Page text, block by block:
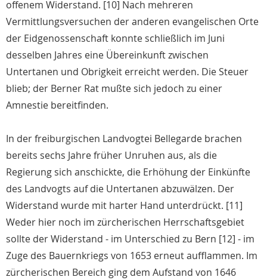
offenem Widerstand. [10] Nach mehreren
Vermittlungsversuchen der anderen evangelischen Orte
der Eidgenossenschaft konnte schließlich im Juni
desselben Jahres eine Übereinkunft zwischen
Untertanen und Obrigkeit erreicht werden. Die Steuer
blieb; der Berner Rat mußte sich jedoch zu einer
Amnestie bereitfinden.
In der freiburgischen Landvogtei Bellegarde brachen
bereits sechs Jahre früher Unruhen aus, als die
Regierung sich anschickte, die Erhöhung der Einkünfte
des Landvogts auf die Untertanen abzuwälzen. Der
Widerstand wurde mit harter Hand unterdrückt. [11]
Weder hier noch im zürcherischen Herrschaftsgebiet
sollte der Widerstand - im Unterschied zu Bern [12] - im
Zuge des Bauernkriegs von 1653 erneut aufflammen. Im
zürcherischen Bereich ging dem Aufstand von 1646